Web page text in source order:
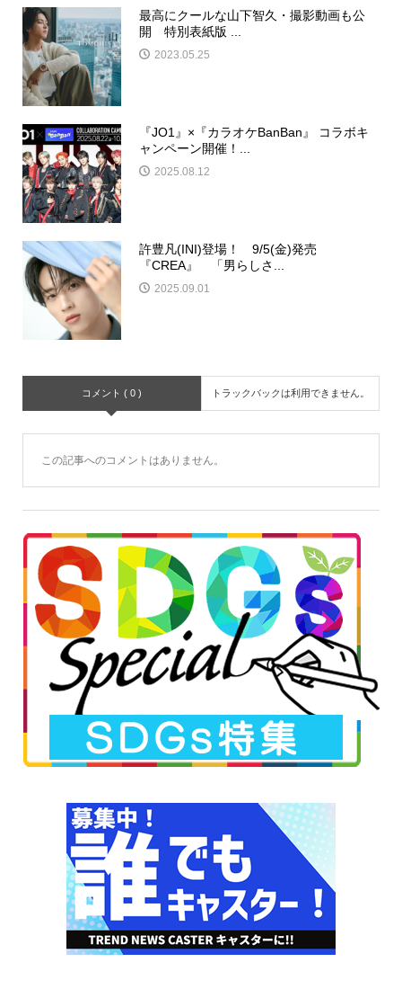
最高にクールな山下智久・撮影動画も公
開 特別表紙版 ...
2023.05.25
『JO1』×『カラオケBanBan』 コラボキ
ャンペーン開催！...
2025.08.12
許豊凡(INI)登場！ 9/5(金)発売
『CREA』 「男らしさ...
2025.09.01
コメント ( 0 ) トラックバックは利用できません。
この記事へのコメントはありません。